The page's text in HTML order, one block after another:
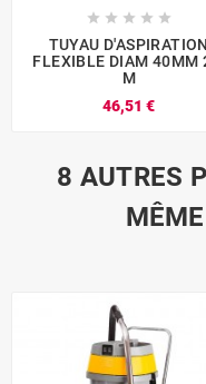
    
TUYAU D'ASPIRATION
FLEXIBLE DIAM 40MM
M
46,51 €
8 AUTRES